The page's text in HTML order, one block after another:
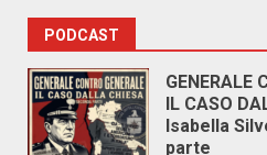
PODCAST
GENERALE
IL CASO
Isabella
parte